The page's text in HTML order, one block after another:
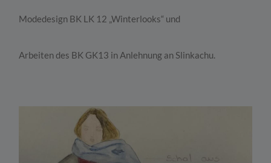
Modedesign BK LK 12 „Winterlooks“ und
Arbeiten des BK GK13 in Anlehnung an Slinkachu.